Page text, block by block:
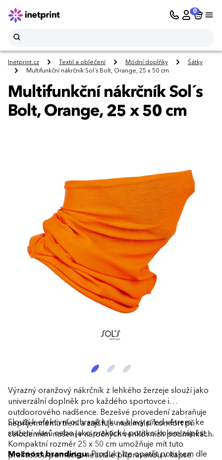
0
Inetprint.cz Textil a oblečení Módní doplňky
Šátky
Multifunkční nákrčník Sol´s Bolt, Orange, 25 x 50 cm
Multifunkční nákrčník Sol´s
Bolt, Orange, 25 x 50 cm
Výrazný oranžový nákrčník z lehkého žerzeje slouží jako
univerzální doplněk pro každého sportovce i
outdoorového nadšence. Bezešvé provedení zabraňuje
nepříjemnému tření a zajišťuje maximální komfort při
celodenním nošení v náročných venkovních podmínkách.
Slouží k efektivní ochraně krku a hlavy před větrem, ke
stažení vlasů nebo jako praktické potítko kolem zápěstí.
Kompaktní rozměr 25 x 50 cm umožňuje mít tuto
praktickou pomůcku neustále připravenou v kapse.
Možnost brandingu:Produkt lze opatřit potiskem dle